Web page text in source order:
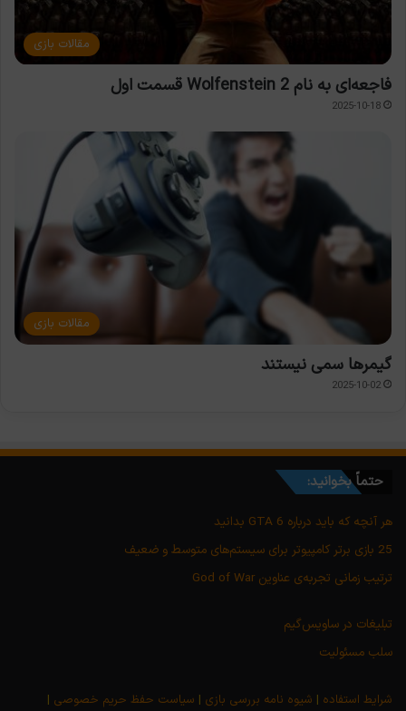
مقالات بازی
فاجعه‌ای به نام Wolfenstein 2 قسمت اول
2025-10-18
مقالات بازی
گیمرها سمی نیستند
2025-10-02
حتماً بخوانید:
هر آنچه که باید درباره GTA 6 بدانید
25 بازی برتر کامپیوتر برای سیستم‌های متوسط و ضعیف
ترتیب زمانی تجربه‌ی عناوین God of War
تبلیغات در ساویس‌گیم
سلب مسئولیت
شرایط استفاده | شیوه نامه بررسی بازی | سیاست حفظ حریم خصوصی |